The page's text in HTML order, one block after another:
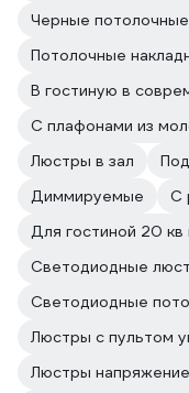
Черные
Потолочные
В гостиную в
С плафонами из
Люстры в зал
Диммируемые
С
Для гостиной 20 кв
Светодиодные
Светодиодные
Люстры с пультом
Люстры